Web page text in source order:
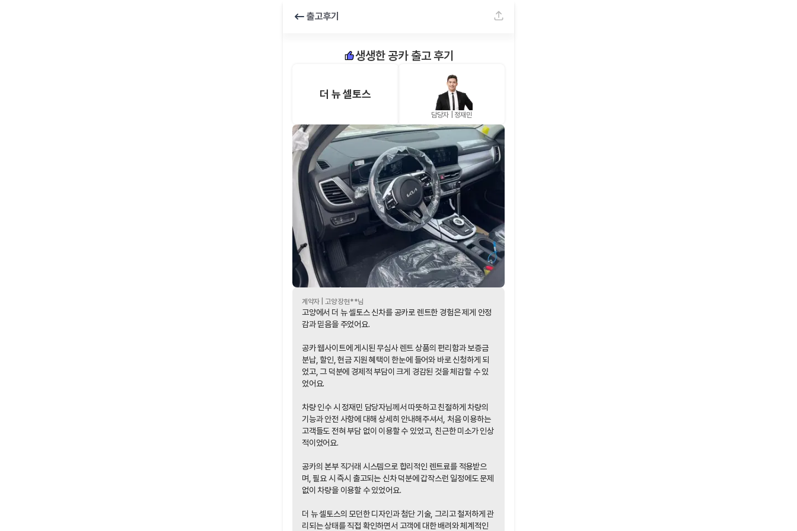
출고후기
생생한 공카 출고 후기
더 뉴 셀토스
담당자 | 정재민
계약자 | 고양 장현**님
고양에서 더 뉴 셀토스 신차를 공카로 렌트한 경험은 제게 안정
감과 믿음을 주었어요.
공카 웹사이트에 게시된 무심사 렌트 상품의 편리함과 보증금
분납, 할인, 현금 지원 혜택이 한눈에 들어와 바로 신청하게 되
었고, 그 덕분에 경제적 부담이 크게 경감된 것을 체감할 수 있
었어요.
차량 인수 시 정재민 담당자님께서 따뜻하고 친절하게 차량의
기능과 안전 사항에 대해 상세히 안내해주셔서, 처음 이용하는
고객들도 전혀 부담 없이 이용할 수 있었고, 친근한 미소가 인상
적이었어요.
공카의 본부 직거래 시스템으로 합리적인 렌트료를 적용받으
며, 필요 시 즉시 출고되는 신차 덕분에 갑작스런 일정에도 문제
없이 차량을 이용할 수 있었어요.
더 뉴 셀토스의 모던한 디자인과 첨단 기술, 그리고 철저하게 관
리되는 상태를 직접 확인하면서 고객에 대한 배려와 체계적인